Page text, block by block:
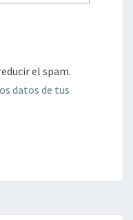
el spam.
datos de tus